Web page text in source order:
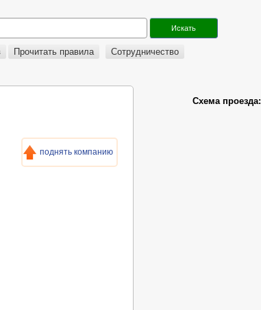
Прочитать правила Сотрудничество
поднять компанию
Схема проезда: